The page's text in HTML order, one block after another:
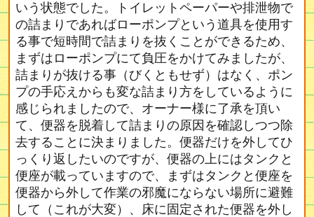
いう状態でした。トイレットペーパーや排泄物で
の詰まりであればローポンプという道具を使用す
る事で短時間で詰まりを抜くことができるため、
まずはローポンプにて負圧をかけてみましたが、
詰まりが抜ける事（びくともせず）はなく、ポン
プの手応えからも変な詰まり方をしているように
感じられましたので、オーナー様に了承を頂い
て、便器を脱着して詰まりの原因を確認しつつ除
去することに決まりました。便器だけを外してひ
っくり返したいのですが、便器の上にはタンクと
便座が載っていますので、まずはタンクと便座を
便器から外して作業の邪魔にならない場所に避難
して（これが大変）、床に固定された便器を外し